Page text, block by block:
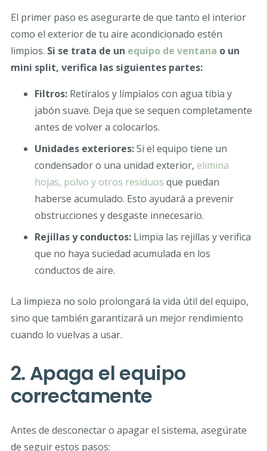
El primer paso es asegurarte de que tanto el interior
como el exterior de tu aire acondicionado estén
limpios. Si se trata de un equipo de ventana o un
mini split, verifica las siguientes partes:
Filtros:Retíralos y límpialos con agua tibia y
jabón suave. Deja que se sequen completamente
antes de volver a colocarlos.
Unidades exteriores:Si el equipo tiene un
condensador o una unidad exterior, elimina
hojas, polvo y otros residuos que puedan
haberse acumulado. Esto ayudará a prevenir
obstrucciones y desgaste innecesario.
Rejillas y conductos:Limpia las rejillas y verifica
que no haya suciedad acumulada en los
conductos de aire.
La limpieza no solo prolongará la vida útil del equipo,
sino que también garantizará un mejor rendimiento
cuando lo vuelvas a usar.
2. Apaga el equipo
correctamente
Antes de desconectar o apagar el sistema, asegúrate
de seguir estos pasos: